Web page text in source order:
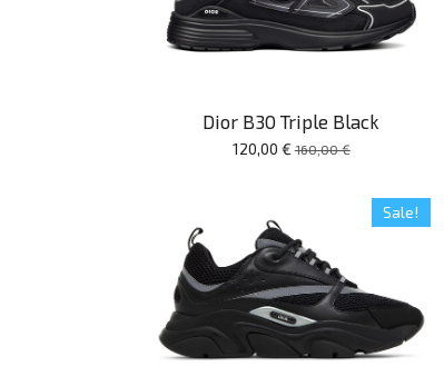
Dior B30 Triple Black
120,00 € 160,00 €
Sale!